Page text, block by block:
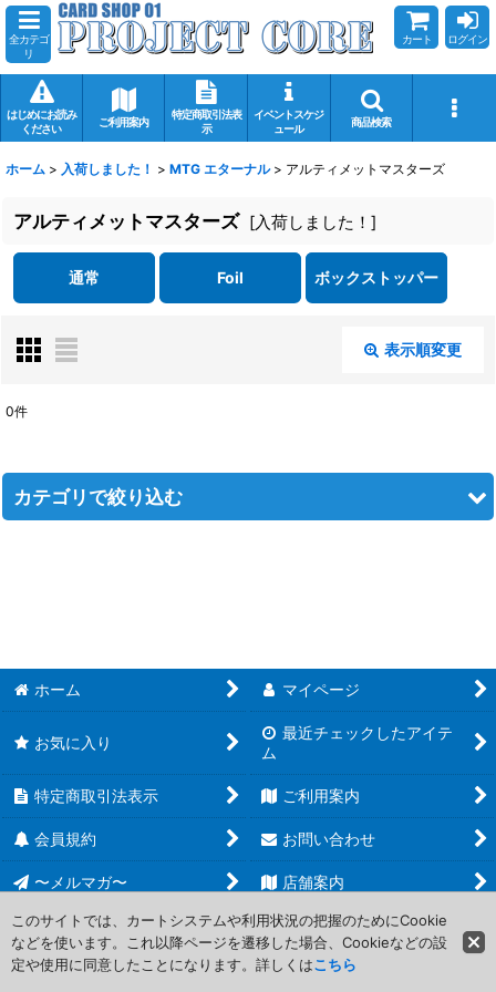
全カテゴ
リ
カート ログイン
はじめにお読み
ください
ご利用案内
特定商取引法表
示
イベントスケジ
ュール
商品検索
ホーム > 入荷しました！ > MTG エターナル > アルティメットマスターズ
アルティメットマスターズ [入荷しました！ ]
通常 Foil ボックストッパー
表示順変更
在庫あり
0件
カテゴリで絞り込む
【INV・PLS・APC】インベイジョンブロック
【MMQ・NEM・PCY】マスクスブロック
【USG・ULG・UDS】ウルザブロック
【TMP・STH・EXO】テンペストブロック
【MIR・VIS・WTH】ミラージュブロック
【ICE・ALL】アイスエイジブロック
ホーム マイページ
お気に入り
最近チェックしたアイテ
ム
特定商取引法表示 ご利用案内
会員規約 お問い合わせ
〜メルマガ〜 店舗案内
Copyright (C) 2006-2017 PROJECT CORE Corporation. All Rights
Reserved.
このサイトでは、カートシステムや利用状況の把握のためにCookie
などを使います。これ以降ページを遷移した場合、Cookieなどの設
定や使用に同意したことになります。詳しくはこちら